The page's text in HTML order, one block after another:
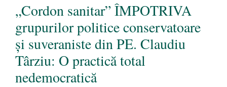
„Cordon sanitar” ÎMPOTRIVA
grupurilor politice conservatoare
și suveraniste din PE. Claudiu
Târziu: O practică total
nedemocratică